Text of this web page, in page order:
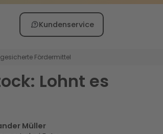
Kundenservice
Fördermittel
Lohnt es
Müller